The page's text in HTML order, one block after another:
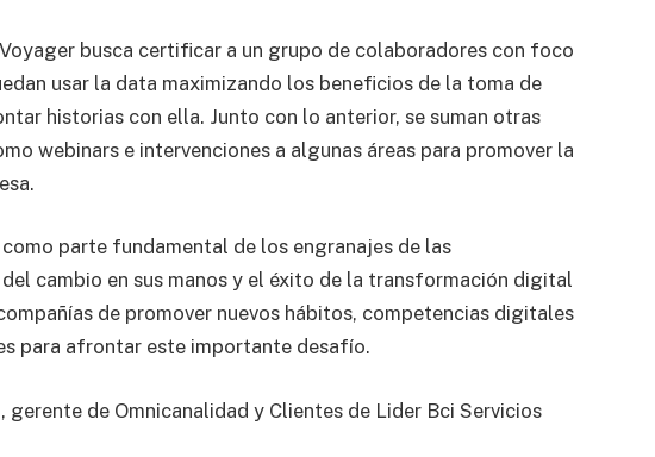
busca certificar a un grupo de colaboradores con foco
usar la data maximizando los beneficios de la toma de
historias con ella. Junto con lo anterior, se suman otras
webinars e intervenciones a algunas áreas para promover la
como parte fundamental de los engranajes de las
cambio en sus manos y el éxito de la transformación digital
de promover nuevos hábitos, competencias digitales
para afrontar este importante desafío.
gerente de Omnicanalidad y Clientes de Lider Bci Servicios